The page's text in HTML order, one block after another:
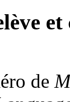
de